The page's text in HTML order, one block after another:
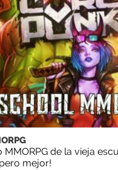
de la vieja
mejor!